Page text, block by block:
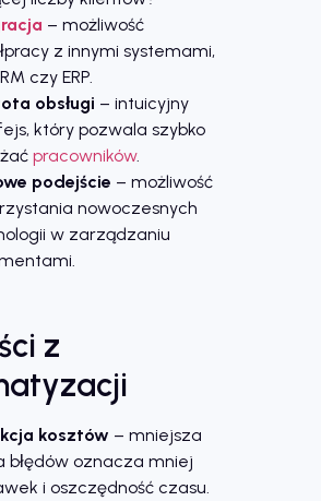
– możliwość
z innymi systemami,
czy ERP.
obsługi – intuicyjny
który pozwala szybko
pracowników.
podejście – możliwość
nowoczesnych
w zarządzaniu
z
kosztów – mniejsza
błędów oznacza mniej
i oszczędność czasu.